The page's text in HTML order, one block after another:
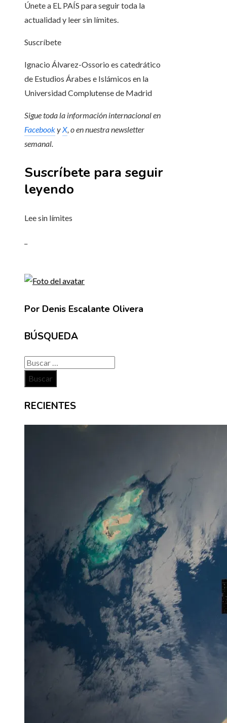
Únete a EL PAÍS para seguir toda la
actualidad y leer sin límites.
Suscríbete
Ignacio Álvarez-Ossorio es catedrático
de Estudios Árabes e Islámicos en la
Universidad Complutense de Madrid
Sigue toda la información internacional en
FacebookyX, o ennuestra newsletter
semanal.
Suscríbete para seguir
leyendo
Lee sin límites
Por Denis Escalante Olivera
BÚSQUEDA
Buscar:
RECIENTES